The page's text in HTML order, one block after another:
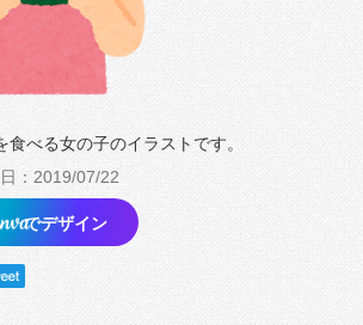
べる女の子のイラストです。
：2019/07/22
でデザイン